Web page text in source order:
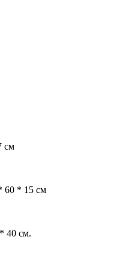
см
60 * 15 см
40 см.